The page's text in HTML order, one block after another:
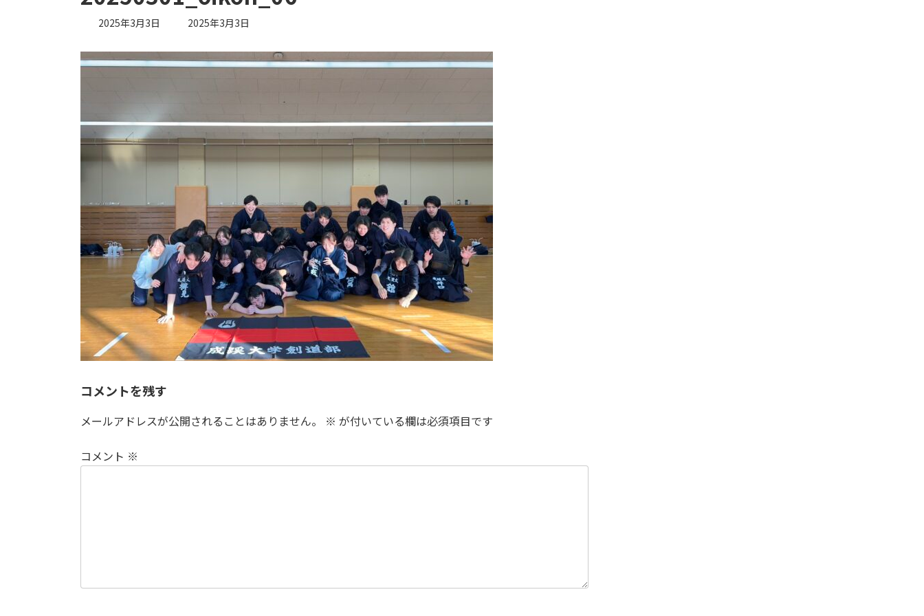
2025年3月3日
最
更
新
2025年3月3日
コメントを残す
メールアドレスが公開されることはありません。 ※ が付いている欄は必須項目です
コメント ※